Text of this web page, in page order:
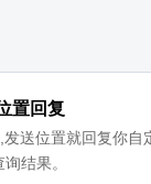
置回复
送位置就回复你自
结果。